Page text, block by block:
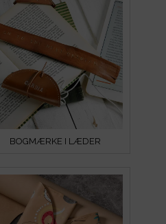
BOGMÆRKE I LÆDER